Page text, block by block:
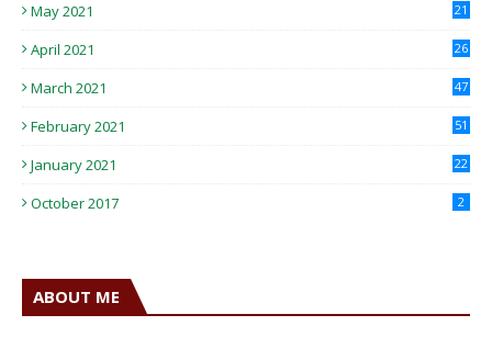
May 2021 21
April 2021 26
March 2021 47
February 2021 51
January 2021 22
October 2017 2
ABOUT ME